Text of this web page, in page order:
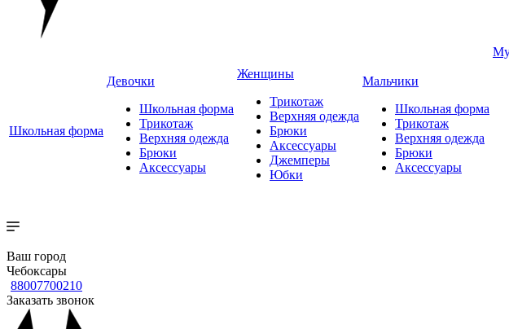
Школьная форма
Девочки
Школьная форма
Трикотаж
Верхняя одежда
Брюки
Аксессуары
Женщины
Трикотаж
Верхняя одежда
Брюки
Аксессуары
Джемперы
Юбки
Мальчики
Школьная форма
Трикотаж
Верхняя одежда
Брюки
Аксессуары
Ваш город
Чебоксары
88007700210
Заказать звонок